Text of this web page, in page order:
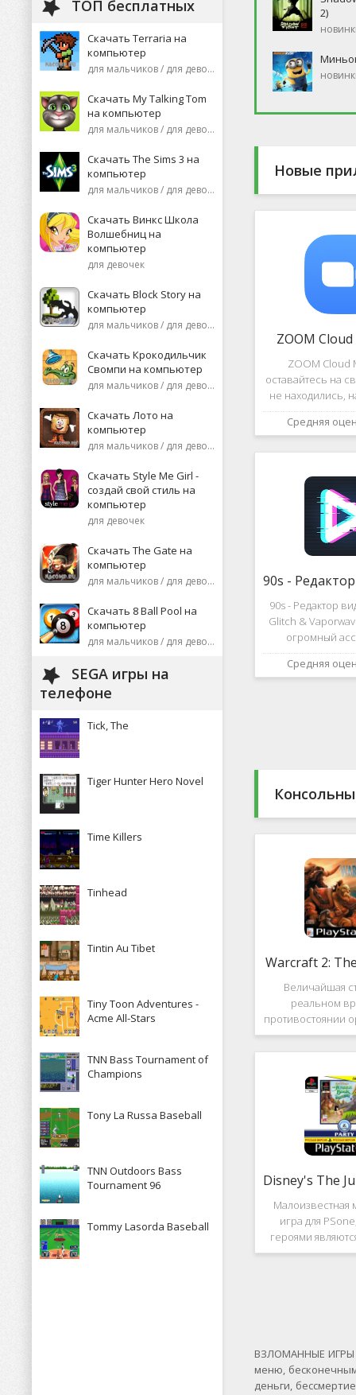
ТОП бесплатных
Скачать Terraria на
компьютер
для мальчиков / для девочек
Скачать My Talking Tom
на компьютер
для мальчиков / для девочек
Скачать The Sims 3 на
компьютер
для мальчиков / для девочек
Скачать Винкс Школа
Волшебниц на
компьютер
для девочек
Скачать Block Story на
компьютер
для мальчиков / для девочек
Скачать Крокодильчик
Свомпи на компьютер
для мальчиков / для девочек
Скачать Лото на
компьютер
для мальчиков / для девочек
Скачать Style Me Girl -
создай свой стиль на
компьютер
для девочек
Скачать The Gate на
компьютер
для мальчиков / для девочек
Скачать 8 Ball Pool на
компьютер
для мальчиков / для девочек
SEGA игры на
телефоне
Tick, The
Tiger Hunter Hero Novel
Time Killers
Tinhead
Tintin Au Tibet
Tiny Toon Adventures -
Acme All-Stars
TNN Bass Tournament of
Champions
Tony La Russa Baseball
TNN Outdoors Bass
Tournament 96
Tommy Lasorda Baseball
2)
Новые
ZOOM
ZOOM Cloud
оставайтесь на
не находились,
или
Средняя
90s - Редактор
Glitch &
огромный
различных
дополнений к
Средняя
Warcraft 2:
Величайшая
реальном
противостоянии
Warcraft 2:
рассказывает
историю, в
за королевство
Малоизвестная
игра для
героями
"Книги
ВЗЛОМАННЫЕ ИГРЫ
меню,
деньги,